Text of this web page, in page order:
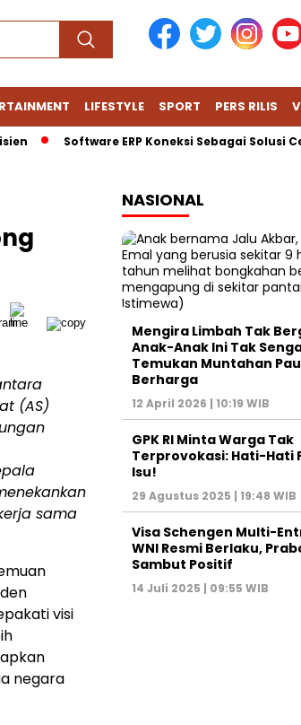
LIFESTYLE SPORT PERS RILIS
Software ERP Koneksi Sebagai Solusi
(AS)
sama
visi
negara
NASIONAL
Mengira Limbah Tak
Anak-Anak Ini Tak
Temukan Muntahan
Berharga
12 April 2026 | 10:19 WIB
GPK RI Minta Warga Tak
Terprovokasi: Hati-Hati
Isu!
29 Agustus 2025 | 19:48 WIB
Visa Schengen Multi-
WNI Resmi Berlaku,
Sambut Positif
14 Juli 2025 | 09:55 WIB